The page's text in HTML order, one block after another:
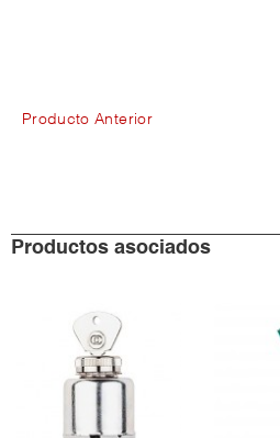
Producto Anterior
Productos asociados